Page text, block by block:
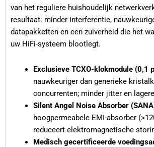
van het reguliere huishoudelijk
resultaat: minder interferentie,
datapakketten en een zuiverheid die het
uw HiFi-systeem blootlegt.
Exclusieve TCXO-klokmodule (0,1
nauwkeuriger dan generieke
concurrenten; minder jitter en
Silent Angel Noise Absorber
hoogpermeabele EMI-absorber
reduceert elektromagnetische
Medisch gecertificeerde